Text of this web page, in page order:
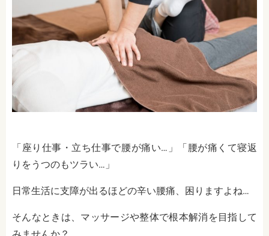
「座り仕事・立ち仕事で腰が痛い…」「腰が痛くて寝返
りをうつのもツラい…」
日常生活に支障が出るほどの辛い腰痛、困りますよね…
そんなときは、マッサージや整体で根本解消を目指して